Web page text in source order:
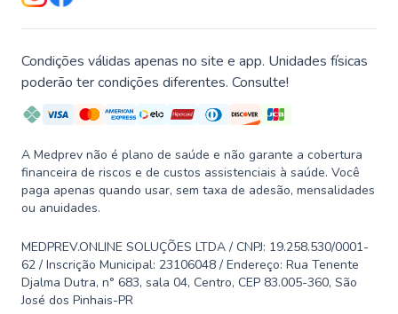
Condições válidas apenas no site e app. Unidades físicas
poderão ter condições diferentes. Consulte!
A Medprev não é plano de saúde e não garante a cobertura
financeira de riscos e de custos assistenciais à saúde. Você
paga apenas quando usar, sem taxa de adesão, mensalidades
ou anuidades.
MEDPREV.ONLINE SOLUÇÕES LTDA / CNPJ: 19.258.530/0001-
62 / Inscrição Municipal: 23106048 / Endereço: Rua Tenente
Djalma Dutra, n° 683, sala 04, Centro, CEP 83.005-360, São
José dos Pinhais-PR